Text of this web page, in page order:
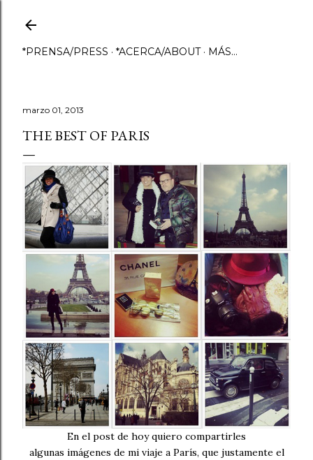
*PRENSA/PRESS *ACERCA/ABOUT MÁS…
marzo 01, 2013
THE BEST OF PARIS
En el post de hoy quiero compartirles
algunas imágenes de mi viaje a París, que justamente el